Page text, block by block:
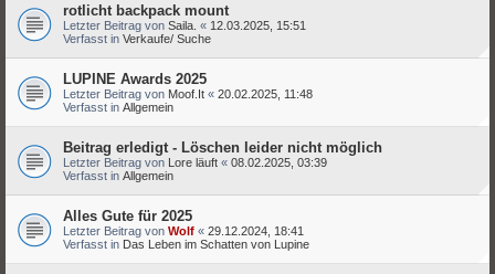
rotlicht backpack mount
Letzter Beitrag von Saila. « 12.03.2025, 15:51
Verfasst in Verkaufe/ Suche
LUPINE Awards 2025
Letzter Beitrag von Moof.It « 20.02.2025, 11:48
Verfasst in Allgemein
Beitrag erledigt - Löschen leider nicht möglich
Letzter Beitrag von Lore läuft « 08.02.2025, 03:39
Verfasst in Allgemein
Alles Gute für 2025
Letzter Beitrag von Wolf « 29.12.2024, 18:41
Verfasst in Das Leben im Schatten von Lupine